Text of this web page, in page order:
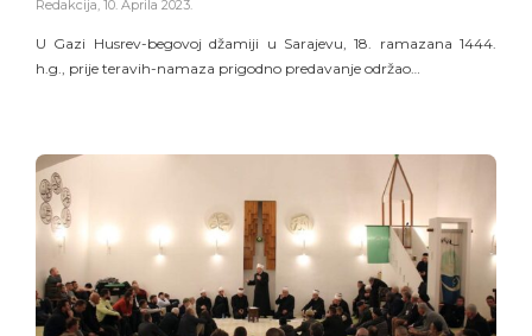
Redakcija 10. Aprila 2023.
U Gazi Husrev-begovoj džamiji u Sarajevu, 18. ramazana 1444.
h.g., prije teravih-namaza prigodno predavanje održao…